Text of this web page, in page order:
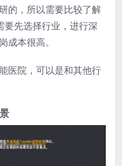
的，所以需要比较了解
要先选择行业，进行深
成本很高。
医院，可以是和其他行